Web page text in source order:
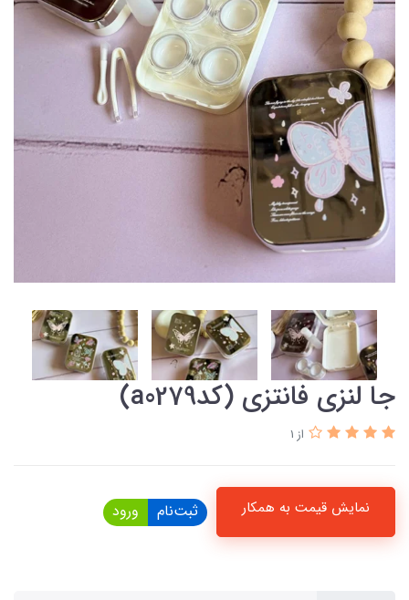
جا لنزی فانتزی (کدa0279)
از 1
نمایش قیمت به همکار ثبت‌نام ورود